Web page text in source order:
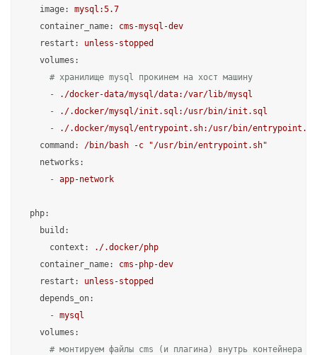
image:
mysql:5.7
container_name:
cms-mysql-dev
restart:
unless-stopped
volumes:
# хранилище mysql прокинем на хост машину
-
./docker-data/mysql/data:/var/lib/mysql
-
./.docker/mysql/init.sql:/usr/bin/init.sql
-
./.docker/mysql/entrypoint.sh:/usr/bin/entrypoint.sh
command:
/bin/bash -c
"/usr/bin/entrypoint.sh"
networks:
- app-network
php:
build:
context:
./.docker/php
container_name:
cms-php-dev
restart:
unless-stopped
depends_on:
- mysql
volumes:
# монтируем файлы cms (и плагина) внутрь контейнера